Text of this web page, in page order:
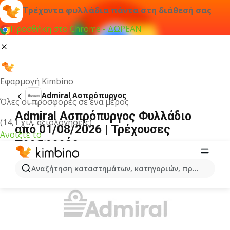
Τρέχοντα φυλλάδια πάντα στη διάθεσή σας
Προσθήκη στο Chrome - ΔΩΡΕΑΝ
Εφαρμογή Kimbino
Όλες οι προσφορές σε ένα μέρος
(14,1 χιλ. αξιολογήσεις)
Ανοίξτε το
Αναζήτηση καταστημάτων, κατηγοριών, προϊόντων...
Admiral Ασπρόπυργος
Admiral Ασπρόπυργος Φυλλάδιο
από 01/08/2026 | Τρέχουσες
προσφορές